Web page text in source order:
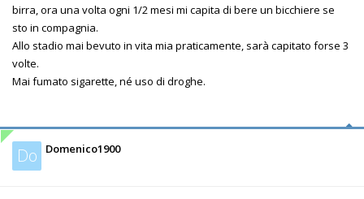
birra, ora una volta ogni 1/2 mesi mi capita di bere un bicchiere se
sto in compagnia.
Allo stadio mai bevuto in vita mia praticamente, sarà capitato forse 3
volte.
Mai fumato sigarette, né uso di droghe.
Do Domenico1900